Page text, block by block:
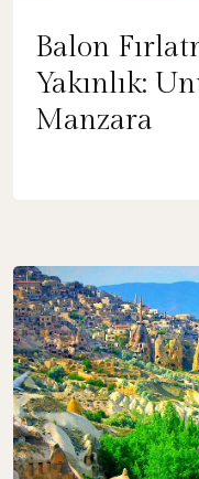
Balon
Yakınlık:
Manzara